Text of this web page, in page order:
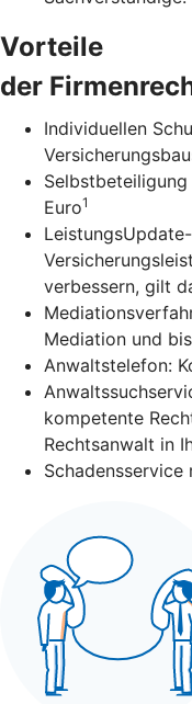
Vorteile
der
Individuellen
Euro1
verbessern, gilt
Mediation und
Anwaltstelefon:
kompetente
Rechtsanwalt in